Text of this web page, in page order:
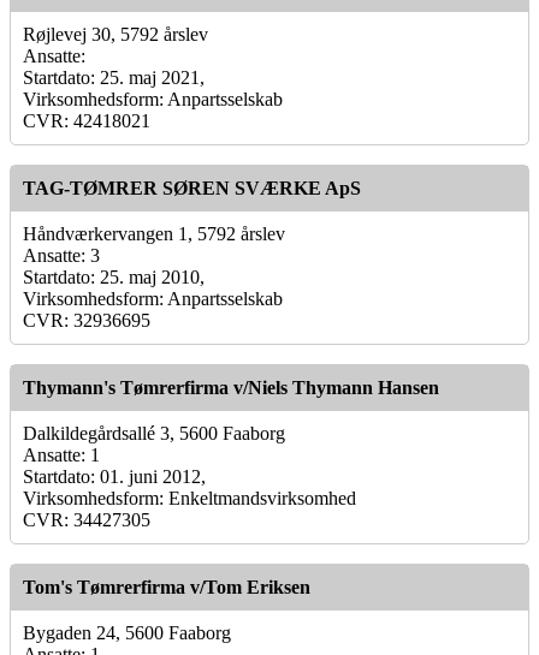
Røjlevej 30, 5792 årslev
Ansatte:
Startdato: 25. maj 2021,
Virksomhedsform: Anpartsselskab
CVR: 42418021
TAG-TØMRER SØREN SVÆRKE ApS
Håndværkervangen 1, 5792 årslev
Ansatte: 3
Startdato: 25. maj 2010,
Virksomhedsform: Anpartsselskab
CVR: 32936695
Thymann's Tømrerfirma v/Niels Thymann Hansen
Dalkildegårdsallé 3, 5600 Faaborg
Ansatte: 1
Startdato: 01. juni 2012,
Virksomhedsform: Enkeltmandsvirksomhed
CVR: 34427305
Tom's Tømrerfirma v/Tom Eriksen
Bygaden 24, 5600 Faaborg